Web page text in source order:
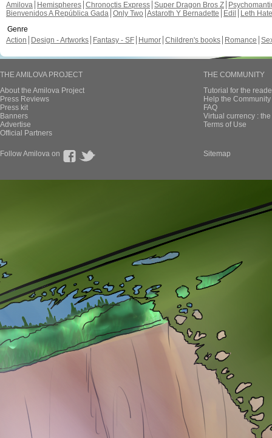
Amilova
Hemispheres Chronoctis Express Super Dragon Bros Z
Bienvenidos A República Gada Only Two Astaroth Y Bernadette Edil
Leth Hate
Genre
Action
Design - Artworks Fantasy - SF Humor Children's books Romance
THE AMILOVA PROJECT
About the Amilova Project
Press Reviews
Press kit
Banners
Advertise
Official Partners
THE COMMUNITY
Tutorial for the
Help the
FAQ
Virtual currency :
Terms of Use
Follow Amilova on Sitemap